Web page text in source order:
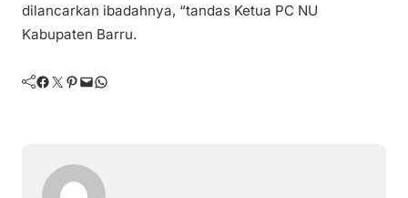
dilancarkan ibadahnya, “tandas Ketua PC NU
Kabupaten Barru.
Facebook Twitter Pinterest Mail WhatsApp